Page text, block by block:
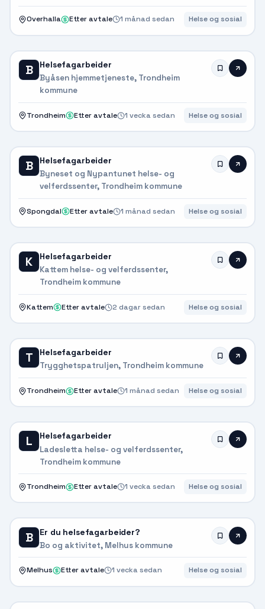
Overhalla Etter avtale 1 månad sedan Helse og sosial
B Helsefagarbeider
Byåsen hjemmetjeneste, Trondheim
kommune
Trondheim Etter avtale 1 vecka sedan Helse og sosial
B Helsefagarbeider
Byneset og Nypantunet helse- og
velferdssenter, Trondheim kommune
Spongdal Etter avtale 1 månad sedan Helse og sosial
K Helsefagarbeider
Kattem helse- og velferdssenter,
Trondheim kommune
Kattem Etter avtale 2 dagar sedan Helse og sosial
T Helsefagarbeider
Trygghetspatruljen, Trondheim kommune
Trondheim Etter avtale 1 månad sedan Helse og sosial
L Helsefagarbeider
Ladesletta helse- og velferdssenter,
Trondheim kommune
Trondheim Etter avtale 1 vecka sedan Helse og sosial
B Er du helsefagarbeider?
Bo og aktivitet, Melhus kommune
Melhus Etter avtale 1 vecka sedan Helse og sosial